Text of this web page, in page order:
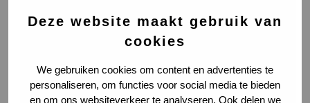
Deze website maakt gebruik van
cookies
We gebruiken cookies om content en advertenties te
personaliseren, om functies voor social media te bieden
en om ons websiteverkeer te analyseren. Ook delen we
Meer weten over deze
vacature?
Hans Moens Ga naar LinkedIn